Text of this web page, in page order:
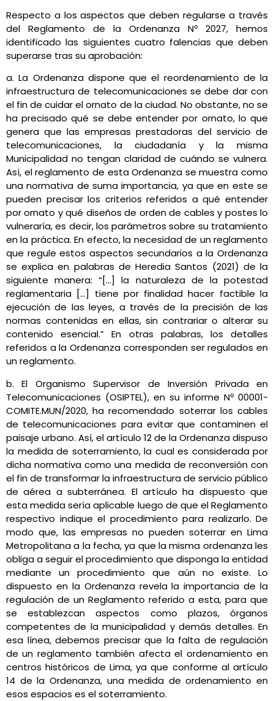
Respecto a los aspectos que deben regularse a través
del Reglamento de la Ordenanza Nº 2027, hemos
identificado las siguientes cuatro falencias que deben
superarse tras su aprobación:
a. La Ordenanza dispone que el reordenamiento de la
infraestructura de telecomunicaciones se debe dar con
el fin de cuidar el ornato de la ciudad. No obstante, no se
ha precisado qué se debe entender por ornato, lo que
genera que las empresas prestadoras del servicio de
telecomunicaciones, la ciudadanía y la misma
Municipalidad no tengan claridad de cuándo se vulnera.
Así, el reglamento de esta Ordenanza se muestra como
una normativa de suma importancia, ya que en este se
pueden precisar los criterios referidos a qué entender
por ornato y qué diseños de orden de cables y postes lo
vulneraría, es decir, los parámetros sobre su tratamiento
en la práctica. En efecto, la necesidad de un reglamento
que regule estos aspectos secundarios a la Ordenanza
se explica en palabras de Heredia Santos (2021) de la
siguiente manera: “[…] la naturaleza de la potestad
reglamentaria […] tiene por finalidad hacer factible la
ejecución de las leyes, a través de la precisión de las
normas contenidas en ellas, sin contrariar o alterar su
contenido esencial.” En otras palabras, los detalles
referidos a la Ordenanza corresponden ser regulados en
un reglamento.
b. El Organismo Supervisor de Inversión Privada en
Telecomunicaciones (OSIPTEL), en su informe Nº 00001-
COMITE.MUN/2020, ha recomendado soterrar los cables
de telecomunicaciones para evitar que contaminen el
paisaje urbano. Así, el artículo 12 de la Ordenanza dispuso
la medida de soterramiento, la cual es considerada por
dicha normativa como una medida de reconversión con
el fin de transformar la infraestructura de servicio público
de aérea a subterránea. El artículo ha dispuesto que
esta medida sería aplicable luego de que el Reglamento
respectivo indique el procedimiento para realizarlo. De
modo que, las empresas no pueden soterrar en Lima
Metropolitana a la fecha, ya que la misma ordenanza les
obliga a seguir el procedimiento que disponga la entidad
mediante un procedimiento que aún no existe. Lo
dispuesto en la Ordenanza revela la importancia de la
regulación de un Reglamento referido a esta, para que
se establezcan aspectos como plazos, órganos
competentes de la municipalidad y demás detalles. En
esa línea, debemos precisar que la falta de regulación
de un reglamento también afecta el ordenamiento en
centros históricos de Lima, ya que conforme al artículo
14 de la Ordenanza, una medida de ordenamiento en
esos espacios es el soterramiento.